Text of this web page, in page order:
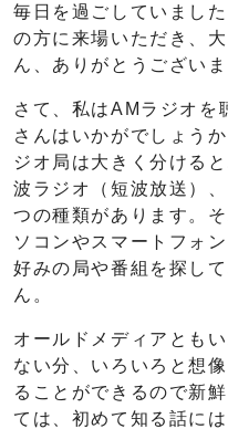
毎日を過ごしていまし
の方に来場いただき、
ん、ありがとうございま
さて、私はAMラジオを
さんはいかがでしょう
ジオ局は大きく分ける
波ラジオ（短波放送）
つの種類があります。
ソコンやスマートフォ
好みの局や番組を探し
ん。
オールドメディアとも
ない分、いろいろと想
ることができるので新
ては、初めて知る話に